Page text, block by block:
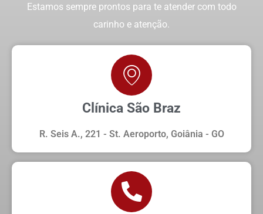
Estamos sempre prontos para te atender com todo
carinho e atenção.
Clínica São Braz
R. Seis A., 221 - St. Aeroporto, Goiânia - GO